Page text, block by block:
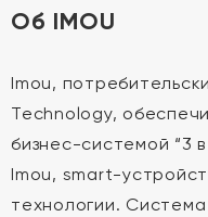
Об IMOU
Imou,
Technology,
бизнес-системой “3
Imou, smart-
технологии.